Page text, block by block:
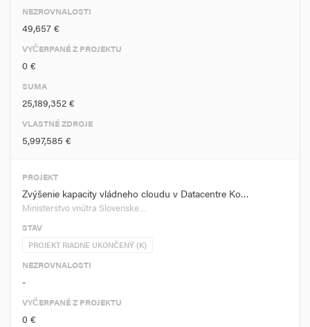
NEZROVNALOSTI
49,657 €
VYČERPANÉ Z PROJEKTU
0 €
SUMA
25,189,352 €
VLASTNÉ ZDROJE
5,997,585 €
PROJEKT
Zvýšenie kapacity vládneho cloudu v Datacentre Ko…
Ministerstvo vnútra Slovenske…
STAV
PROJEKT RIADNE UKONČENÝ (K)
NEZROVNALOSTI
-
VYČERPANÉ Z PROJEKTU
0 €